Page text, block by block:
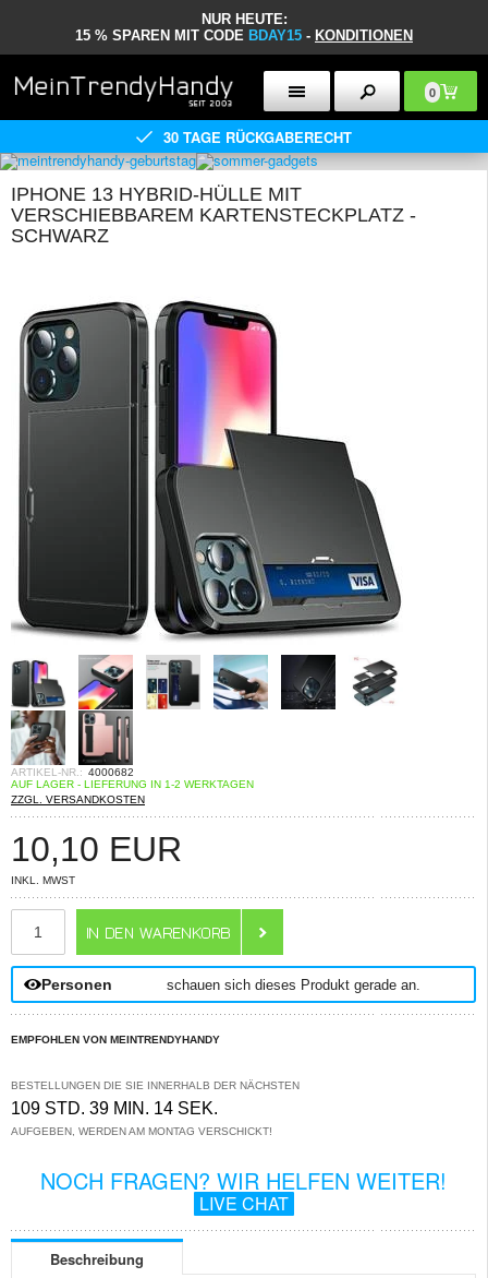
NUR HEUTE:
15 % SPAREN MIT CODE BDAY15 - KONDITIONEN
0
30 TAGE RÜCKGABERECHT
IPHONE 13 HYBRID-HÜLLE MIT
VERSCHIEBBAREM KARTENSTECKPLATZ -
SCHWARZ
ARTIKEL-NR.: 4000682
AUF LAGER - LIEFERUNG IN 1-2 WERKTAGEN
ZZGL. VERSANDKOSTEN
10,10 EUR
INKL. MWST
Personen schauen sich dieses Produkt gerade an.
EMPFOHLEN VON MEINTRENDYHANDY
BESTELLUNGEN DIE SIE INNERHALB DER NÄCHSTEN
109 STD. 39 MIN. 14 SEK.
AUFGEBEN, WERDEN AM MONTAG VERSCHICKT!
NOCH FRAGEN? WIR HELFEN WEITER!
LIVE CHAT
Beschreibung